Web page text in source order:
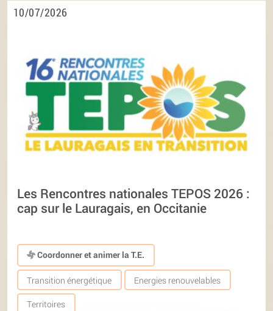
10/07/2026
Les Rencontres nationales TEPOS 2026 :
cap sur le Lauragais, en Occitanie
Coordonner et animer la T.E.
Transition énergétique Energies renouvelables
Territoires